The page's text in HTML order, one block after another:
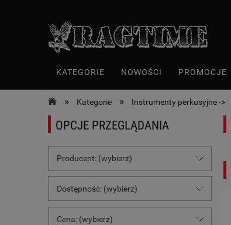
KATEGORIE NOWOŚCI PROMOCJE
» Kategorie » Instrumenty perkusyjne ->
OPCJE PRZEGLĄDANIA
Producent: (wybierz)
Dostępność: (wybierz)
Cena: (wybierz)